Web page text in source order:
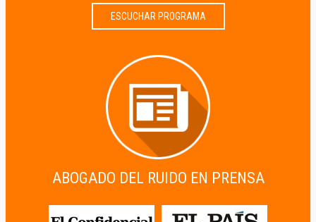
ESCUCHAR PROGRAMA
ABOGADO DEL RUIDO EN PRENSA